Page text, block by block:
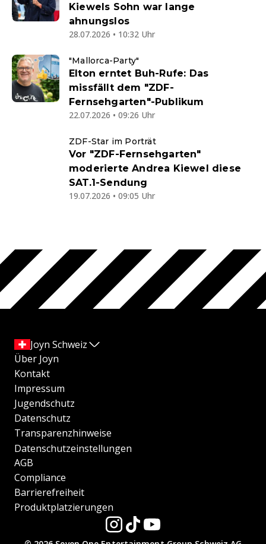
Kiewels Sohn war lange
ahnungslos
28.07.2026 • 10:32 Uhr
"Mallorca-Party"
Elton erntet Buh-Rufe: Das
missfällt dem "ZDF-
Fernsehgarten"-Publikum
22.07.2026 • 09:26 Uhr
ZDF-Star im Porträt
Vor "ZDF-Fernsehgarten"
moderierte Andrea Kiewel diese
SAT.1-Sendung
19.07.2026 • 09:05 Uhr
Joyn Schweiz
Über Joyn
Kontakt
Impressum
Jugendschutz
Datenschutz
Transparenzhinweise
Datenschutzeinstellungen
AGB
Compliance
Barrierefreiheit
Produktplatzierungen